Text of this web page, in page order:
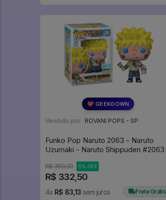
💖 GEEKDOWN
Vendido por: ROVANI POPS - SP
Funko Pop Naruto 2063 - Naruto
Uzumaki - Naruto Shippuden #2063
R$ 350,00 5% OFF
R$ 332,50
4x R$ 83,13 sem juros Frete Grátis